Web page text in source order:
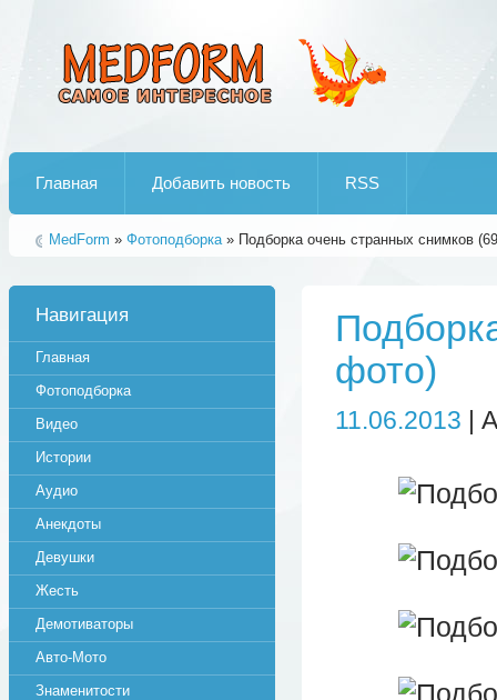
Главная Добавить новость RSS
MedForm » Фотоподборка» Подборка очень странных снимков
фото)
11.06.2013 |
Навигация
Главная
Фотоподборка
Видео
Истории
Аудио
Анекдоты
Девушки
Жесть
Демотиваторы
Авто-Мото
Знаменитости